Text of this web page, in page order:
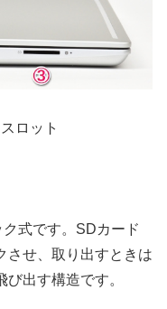
ロット
式です。SDカード
させ、取り出すときは
出す構造です。